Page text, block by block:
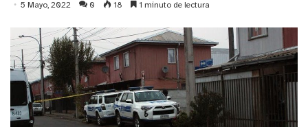
5 Mayo, 2022 0 18 1 minuto de lectura